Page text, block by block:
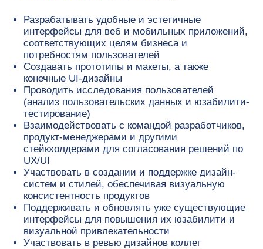
Разрабатывать удобные и эстетичные
интерфейсы для веб и мобильных приложений,
соответствующих целям бизнеса и
потребностям пользователей
Создавать прототипы и макеты, а также
конечные UI-дизайны
Проводить исследования пользователей
(анализ пользовательских данных и юзабилити-
тестирование)
Взаимодействовать с командой разработчиков,
продукт-менеджерами и другими
стейкхолдерами для согласования решений по
UX/UI
Участвовать в создании и поддержке дизайн-
систем и стилей, обеспечивая визуальную
консистентность продуктов
Поддерживать и обновлять уже существующие
интерфейсы для повышения их юзабилити и
визуальной привлекательности
Участвовать в ревью дизайнов коллег